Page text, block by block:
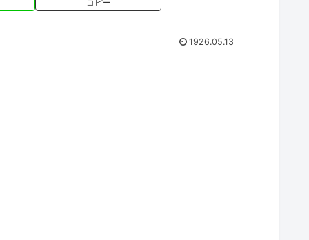
コピー
1926.05.13